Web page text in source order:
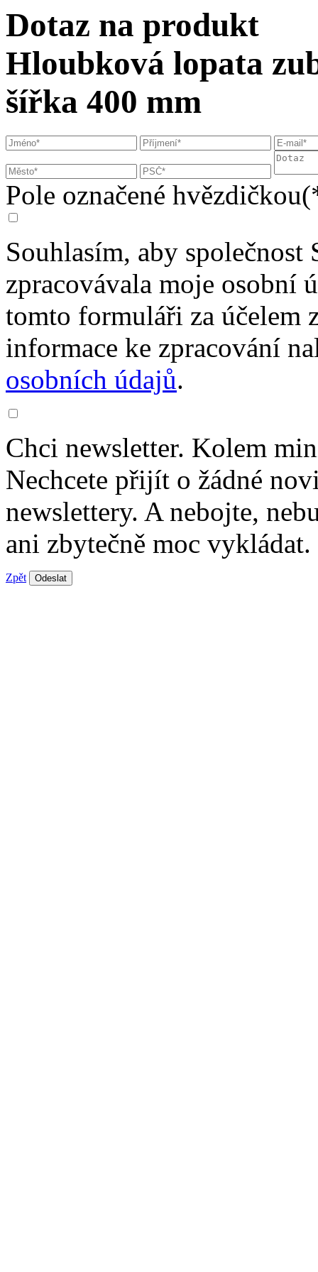
Dotaz na produkt
Hloubková lopata
šířka 400 mm
Pole označené
Souhlasím, aby společnost
zpracovávala moje osobní
tomto formuláři za účelem
informace ke zpracování
osobních údajů.
Chci newsletter. Kolem
Nechcete přijít o žádné
newslettery. A nebojte,
ani zbytečně moc vykládat.
Zpět Odeslat